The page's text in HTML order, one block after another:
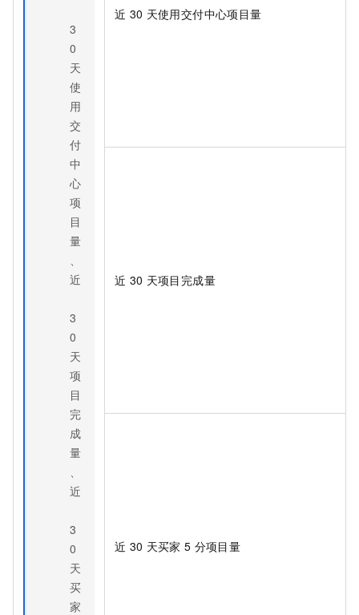
3
0
天
使
用
交
付
中
心
项
目
量
、
近
3
0
天
项
目
完
成
量
、
近
3
0
天
买
家
近 30 天使用交付中心项目量
近 30 天项目完成量
近 30 天买家 5 分项目量